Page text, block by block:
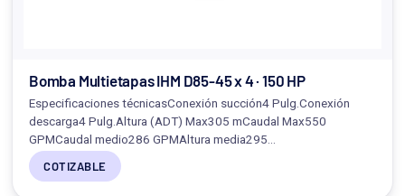
Bomba Multietapas IHM D85-45 x 4 · 150 HP
Especificaciones técnicasConexión succión4 Pulg.Conexión
descarga4 Pulg.Altura (ADT) Max305 mCaudal Max550
GPMCaudal medio286 GPMAltura media295…
COTIZABLE